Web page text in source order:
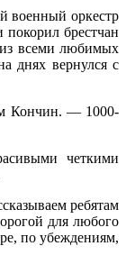
военный оркестр
брестчан
всеми любимых
днях вернулся с
Кончин. — 1000-
четкими
ребятам
для любого
по убеждениям,